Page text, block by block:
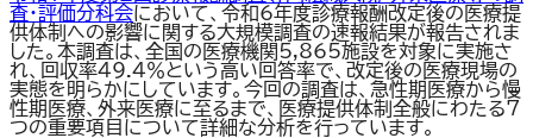
査・評価分科会において、令和6年度診療報酬改定後の医療提
供体制への影響に関する大規模調査の速報結果が報告されま
した。本調査は、全国の医療機関5,865施設を対象に実施さ
れ、回収率49.4％という高い回答率で、改定後の医療現場の
実態を明らかにしています。今回の調査は、急性期医療から慢
性期医療、外来医療に至るまで、医療提供体制全般にわたる7
つの重要項目について詳細な分析を行っています。